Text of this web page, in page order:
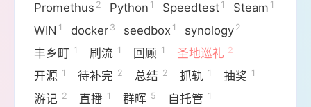
Promethus 2 Python 1 Speedtest 1 Steam 1
WIN 1 docker 3 seedbox 1 synology 2
丰乡町 1 刷流 1 回顾 1 圣地巡礼 2
开源 1 待补完 2 总结 2 抓轨 1 抽奖 1
游记 2 直播 1 群晖 5 自托管 1